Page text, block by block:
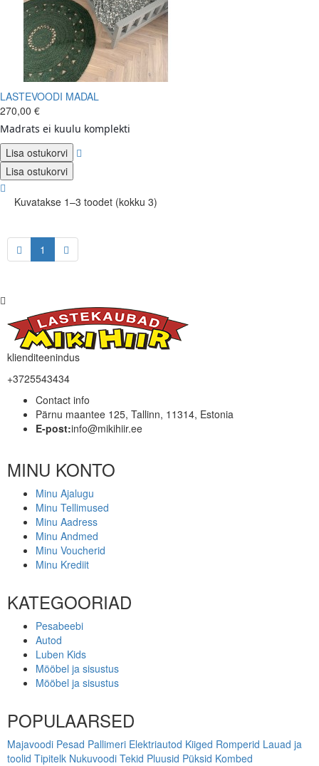
LASTEVOODI MADAL
270,00 €
Madrats ei kuulu komplekti
Lisa ostukorvi
Lisa ostukorvi
Kuvatakse 1–3 toodet (kokku 3)
1
klienditeenindus
+3725543434
Contact info
Pärnu maantee 125, Tallinn, 11314, Estonia
E-post:info@mikihiir.ee
MINU KONTO
Minu Ajalugu
Minu Tellimused
Minu Aadress
Minu Andmed
Minu Voucherid
Minu Krediit
KATEGOORIAD
Pesabeebi
Autod
Luben Kids
Mööbel ja sisustus
Mööbel ja sisustus
POPULAARSED
Majavoodi Pesad Pallimeri Elektriautod Kiiged Romperid Lauad ja
toolid Tipitelk Nukuvoodi Tekid Pluusid Püksid Kombed